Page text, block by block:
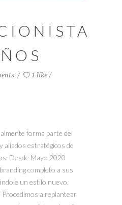
1 like
forma parte del
aliados estratégicos de
Desde Mayo 2020
completo a sus
un estilo nuevo,
a replantear